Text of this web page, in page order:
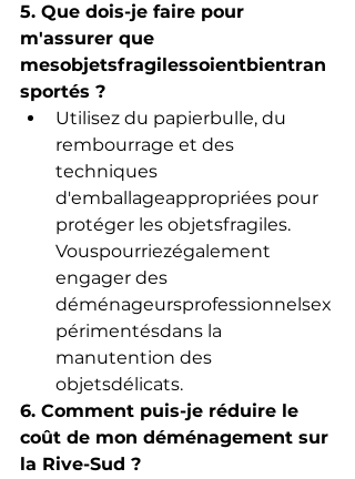
5. Que dois-je faire pour
m'assurer que
mesobjetsfragilessoientbientran
sportés ?
Utilisez du papierbulle, du
rembourrage et des
techniques
d'emballageappropriées pour
protéger les objetsfragiles.
Vouspourriezégalement
engager des
déménageursprofessionnelsex
périmentésdans la
manutention des
objetsdélicats.
6. Comment puis-je réduire le
coût de mon déménagement sur
la Rive-Sud ?